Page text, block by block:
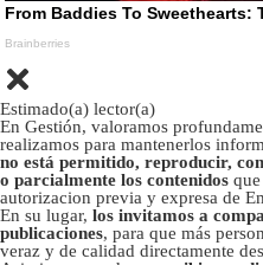
Estimado(a) lector(a)
En Gestión, valoramos
realizamos para mantenerlos
no está permitido, reproducir,
o parcialmente los contenidos
autorizacion previa y expresa de
En su lugar, los invitamos a
publicaciones, para que más
veraz y de calidad directamente